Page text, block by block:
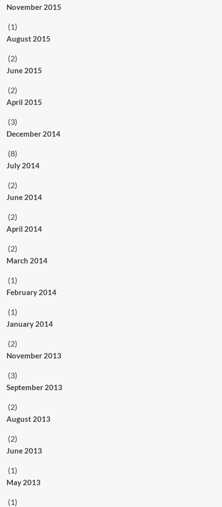
November 2015
(1)
August 2015
(2)
June 2015
(2)
April 2015
(3)
December 2014
(8)
July 2014
(2)
June 2014
(2)
April 2014
(2)
March 2014
(1)
February 2014
(1)
January 2014
(2)
November 2013
(3)
September 2013
(2)
August 2013
(2)
June 2013
(1)
May 2013
(1)